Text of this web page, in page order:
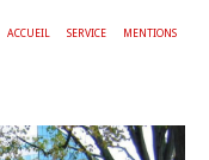
ACCUEIL SERVICE MENTIONS